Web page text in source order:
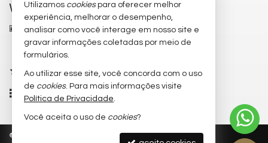
Veja Mais
receba nosso newsletter
cadastre seu imóvel
imóveis favoritos
mapa de imóveis
© Política de Privacidade
Utilizamos cookiespara oferecer melhor
experiência, melhorar o desempenho,
analisar como você interage em nosso site e
gravar informações coletadas por meio de
formulários.
Ao utilizar esse site, você concorda com o uso
de cookies. Para mais informações visite
Política de Privacidade.
Você aceita o uso de cookies?